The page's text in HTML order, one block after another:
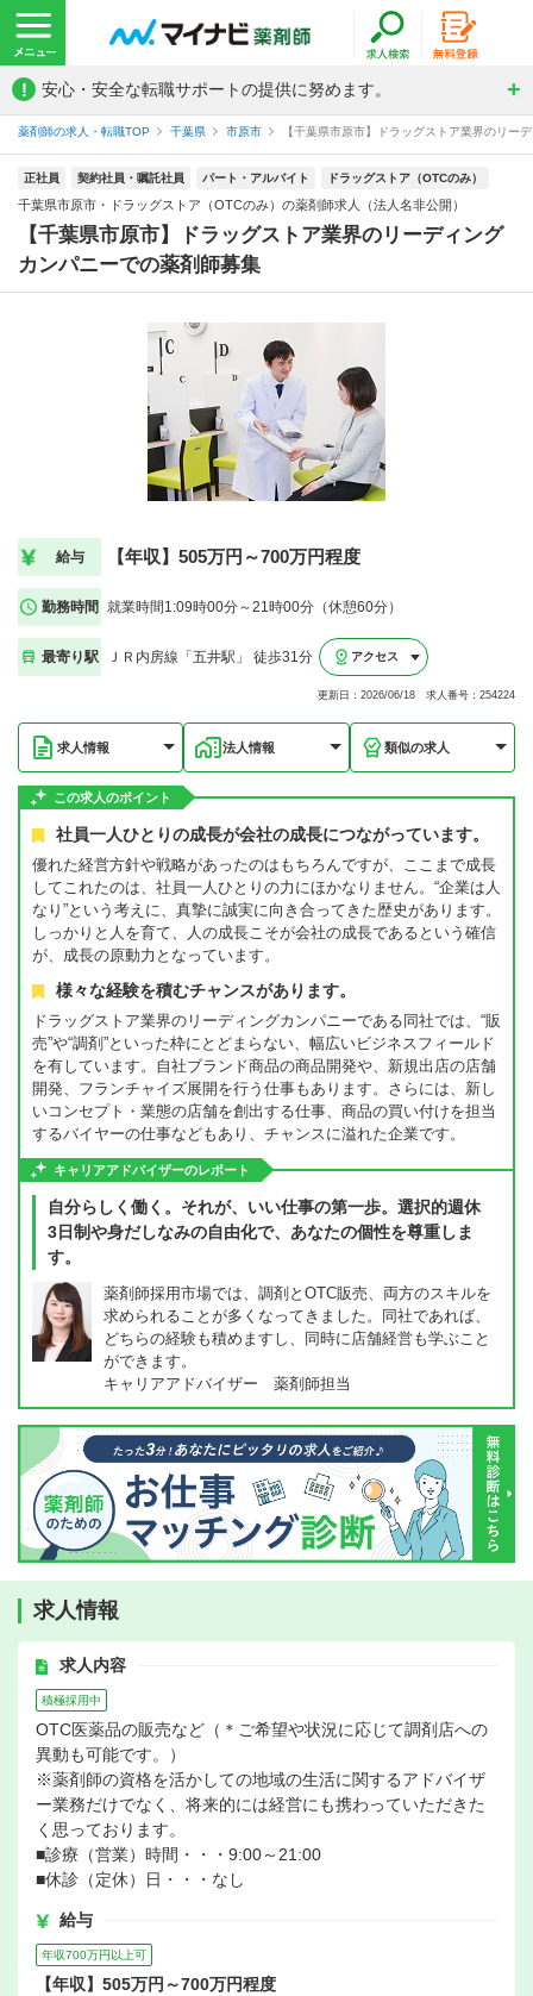
! 安心・安全な転職サポートの提供に努めます。
薬剤師の求人・転職TOP 千葉県 市原市 【千葉県市原市】ドラッグストア業界のリー
正社員 契約社員・嘱託社員 パート・アルバイト ドラッグストア（OTCのみ）
千葉県市原市・ドラッグストア（OTCのみ）の薬剤師求人（法人名非公開）
【千葉県市原市】ドラッグストア業界のリーディング
カンパニーでの薬剤師募集
給与 【年収】505万円～700万円程度
勤務時間 就業時間1:09時00分～21時00分（休憩60分）
最寄り駅 ＪＲ内房線「五井駅」 徒歩31分 アクセス
更新日：2026/06/18 求人番号：254224
求人情報 法人情報 類似の求人
この求人のポイント
社員一人ひとりの成長が会社の成長につながっています。
優れた経営方針や戦略があったのはもちろんですが、ここまで成長
してこれたのは、社員一人ひとりの力にほかなりません。“企業は人
なり”という考えに、真摯に誠実に向き合ってきた歴史があります。
しっかりと人を育て、人の成長こそが会社の成長であるという確信
が、成長の原動力となっています。
様々な経験を積むチャンスがあります。
ドラッグストア業界のリーディングカンパニーである同社では、“販
売”や“調剤”といった枠にとどまらない、幅広いビジネスフィールド
を有しています。自社ブランド商品の商品開発や、新規出店の店舗
開発、フランチャイズ展開を行う仕事もあります。さらには、新し
いコンセプト・業態の店舗を創出する仕事、商品の買い付けを担当
するバイヤーの仕事などもあり、チャンスに溢れた企業です。
キャリアアドバイザーのレポート
自分らしく働く。それが、いい仕事の第一歩。選択的週休
3日制や身だしなみの自由化で、あなたの個性を尊重しま
す。
薬剤師採用市場では、調剤とOTC販売、両方のスキルを
求められることが多くなってきました。同社であれば、
どちらの経験も積めますし、同時に店舗経営も学ぶこと
ができます。
キャリアアドバイザー 薬剤師担当
求人情報
求人内容
積極採用中
OTC医薬品の販売など（＊ご希望や状況に応じて調剤店への
異動も可能です。）
※薬剤師の資格を活かしての地域の生活に関するアドバイザ
ー業務だけでなく、将来的には経営にも携わっていただきた
く思っております。
■診療（営業）時間・・・9:00～21:00
■休診（定休）日・・・なし
給与
年収700万円以上可
【年収】505万円～700万円程度